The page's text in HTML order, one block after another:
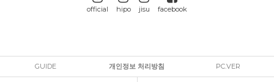
official hipo jisu facebook
GUIDE 개인정보 처리방침 PC.VER